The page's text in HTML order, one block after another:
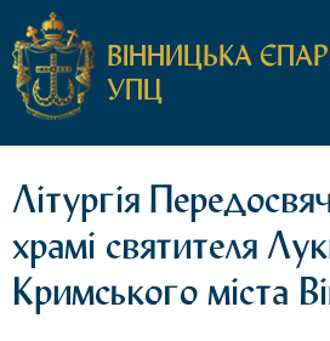
ВІННИЦЬКА
УПЦ
Літургія
храмі святителя
Кримського міста